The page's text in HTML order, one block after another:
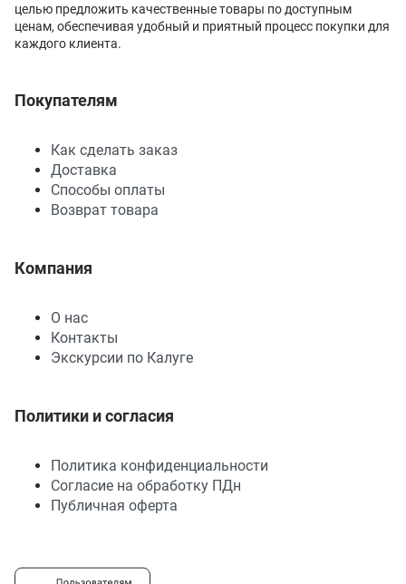
целью предложить качественные товары по доступным
ценам, обеспечивая удобный и приятный процесс покупки для
каждого клиента.
Покупателям
Как сделать заказ
Доставка
Способы оплаты
Возврат товара
Компания
О нас
Контакты
Экскурсии по Калуге
Политики и согласия
Политика конфиденциальности
Согласие на обработку ПДн
Публичная оферта